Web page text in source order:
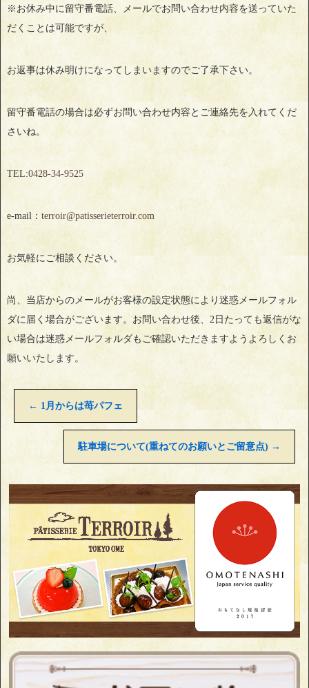
※お休み中に留守番電話、メールでお問い合わせ内容を送っていた
だくことは可能ですが、
お返事は休み明けになってしまいますのでご了承下さい。
留守番電話の場合は必ずお問い合わせ内容とご連絡先を入れてくだ
さいね。
TEL:0428‐34‐9525
e-mail： terroir@patisserieterroir.com
お気軽にご相談ください。
尚、当店からのメールがお客様の設定状態により迷惑メールフォル
ダに届く場合がございます。お問い合わせ後、2日たっても返信がな
い場合は迷惑メールフォルダもご確認いただきますようよろしくお
願いいたします。
← 1月からは苺パフェ
駐車場について(重ねてのお願いとご留意点) →